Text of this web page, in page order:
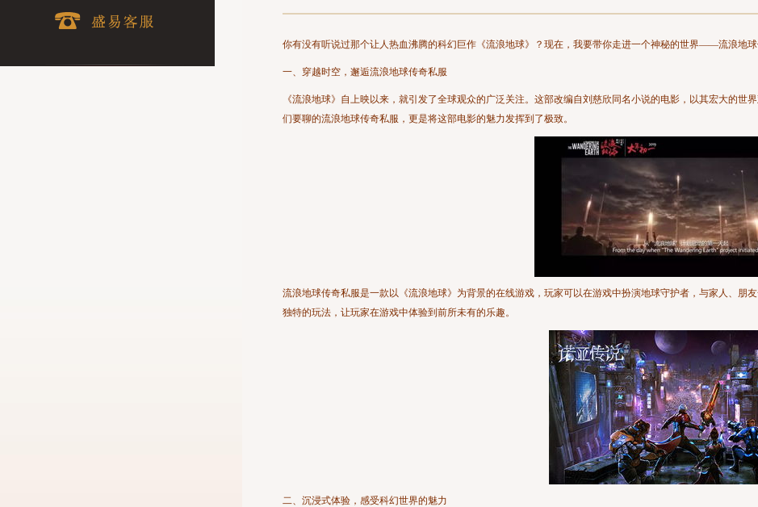
你有没有听说过那个让人热血沸腾的科幻巨作《流浪地球》？现在，我要带你走进一个神秘的世界——流浪地球
一、穿越时空，邂逅流浪地球传奇私服
《流浪地球》自上映以来，就引发了全球观众的广泛关注。这部改编自刘慈欣同名小说的电影，以其宏大的
们要聊的流浪地球传奇私服，更是将这部电影的魅力发挥到了极致。
流浪地球传奇私服是一款以《流浪地球》为背景的在线游戏，玩家可以在游戏中扮演地球守护者，与家人、朋
独特的玩法，让玩家在游戏中体验到前所未有的乐趣。
二、沉浸式体验，感受科幻世界的魅力